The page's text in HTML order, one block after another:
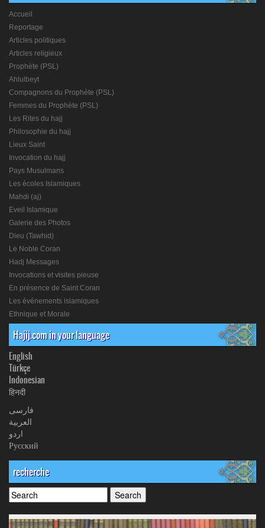
Accueil
Reportage
Articles politiques
Articles religieux
Prophète (PSL)
Ahlulbeyt
Compagnons du Prophète (PSL)
Femmes du Prophète (PSL)
Les Rites du hajj
Philosophie du hajj
Lieux Saint
Invocation du hajj
Pays Musulmans
Les écoles Islamiques
Mahdi (aj)
Eveil Islamique
Galerie des Photos
Dieu (Tawhid)
Le Noble Coran
Hadj Messages
Invocations et visites pieuse
En présence de Saint Coran
Les événements islamiques
Ethnique et Morale
Hajij.com in your language
English
Türkçe
Indonesian
हिनदी
فارسی
العربیة
اردو
Русский
recherche